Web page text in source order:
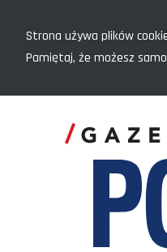
Strona używa plików
Pamiętaj, że możesz